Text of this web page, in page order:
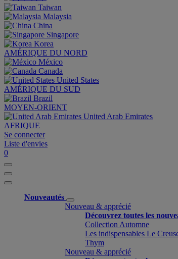
Taiwan
Malaysia
China
Singapore
Korea
AMÉRIQUE DU NORD
México
Canada
United States
AMÉRIQUE DU SUD
Brazil
MOYEN-ORIENT
United Arab Emirates
AFRIQUE
Se connecter
Liste d'envies
0
Nouveautés
Nouveau & apprécié
Découvrez toutes les
Collection Automne
Les indispensables Le
Thym
Nouveau & apprécié